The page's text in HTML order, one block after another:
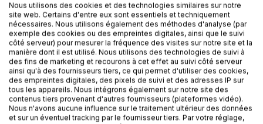
DESCRIPTION
Deuxième tome de mes critiques littéraires où je vous
propose de découvrir ces auteurs :
Nous utilisons des cookies et des technologies similaires sur notre
site web. Certains d'entre eux sont essentiels et techniquement
nécessaires. Nous utilisons également des méthodes d'analyse (par
exemple des cookies ou des empreintes digitales, ainsi que le suivi
côté serveur) pour mesurer la fréquence des visites sur notre site et la
manière dont il est utilisé. Nous utilisons des technologies de suivi à
des fins de marketing et recourons à cet effet au suivi côté serveur
ainsi qu'à des fournisseurs tiers, ce qui permet d'utiliser des cookies,
des empreintes digitales, des pixels de suivi et des adresses IP sur
tous les appareils. Nous intégrons également sur notre site des
contenus tiers provenant d'autres fournisseurs (plateformes vidéo).
Nous n'avons aucune influence sur le traitement ultérieur des données
et sur un éventuel tracking par le fournisseur tiers. Par votre réglage,